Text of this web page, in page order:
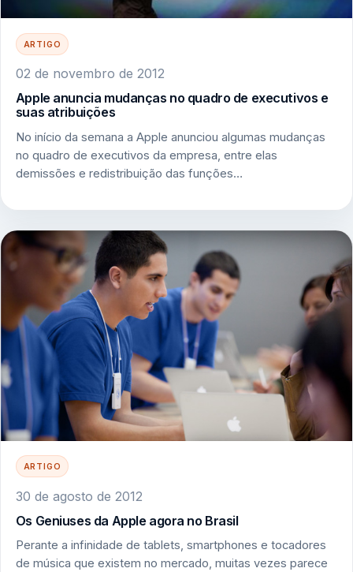
ARTIGO
02 de novembro de 2012
Apple anuncia mudanças no quadro de executivos e
suas atribuições
No início da semana a Apple anunciou algumas mudanças
no quadro de executivos da empresa, entre elas
demissões e redistribuição das funções…
ARTIGO
30 de agosto de 2012
Os Geniuses da Apple agora no Brasil
Perante a infinidade de tablets, smartphones e tocadores
de música que existem no mercado, muitas vezes parece